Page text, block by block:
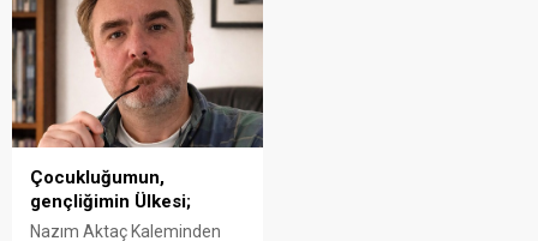
Çocukluğumun,
gençliğimin Ülkesi;
Nazım Aktaç Kaleminden